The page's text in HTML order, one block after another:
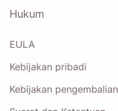
Hukum
EULA
Kebijakan pribadi
Kebijakan pengembalian